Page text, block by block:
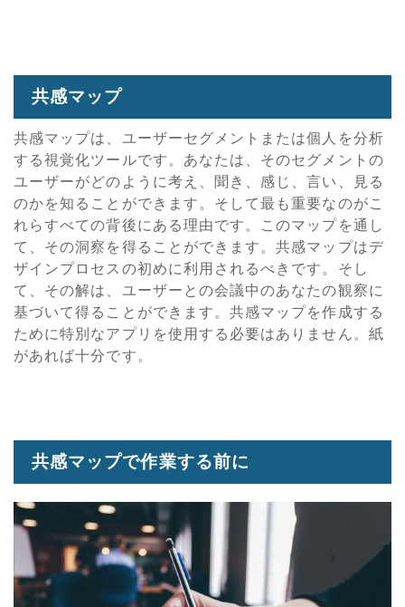
共感マップ
共感マップは、ユーザーセグメントまたは個人を分析
する視覚化ツールです。あなたは、そのセグメントの
ユーザーがどのように考え、聞き、感じ、言い、見る
のかを知ることができます。そして最も重要なのがこ
れらすべての背後にある理由です。このマップを通し
て、その洞察を得ることができます。共感マップはデ
ザインプロセスの初めに利用されるべきです。そし
て、その解は、ユーザーとの会議中のあなたの観察に
基づいて得ることができます。共感マップを作成する
ために特別なアプリを使用する必要はありません。紙
があれば十分です。
共感マップで作業する前に